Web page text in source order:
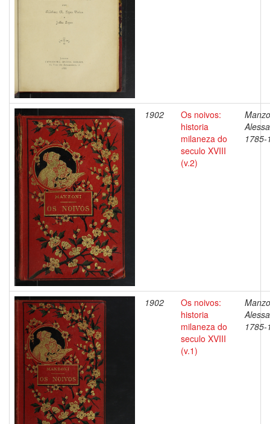
1902
Os noivos:
historia
milaneza do
seculo XVIII
(v.2)
1785-
1902
Os noivos:
historia
milaneza do
seculo XVIII
(v.1)
1785-